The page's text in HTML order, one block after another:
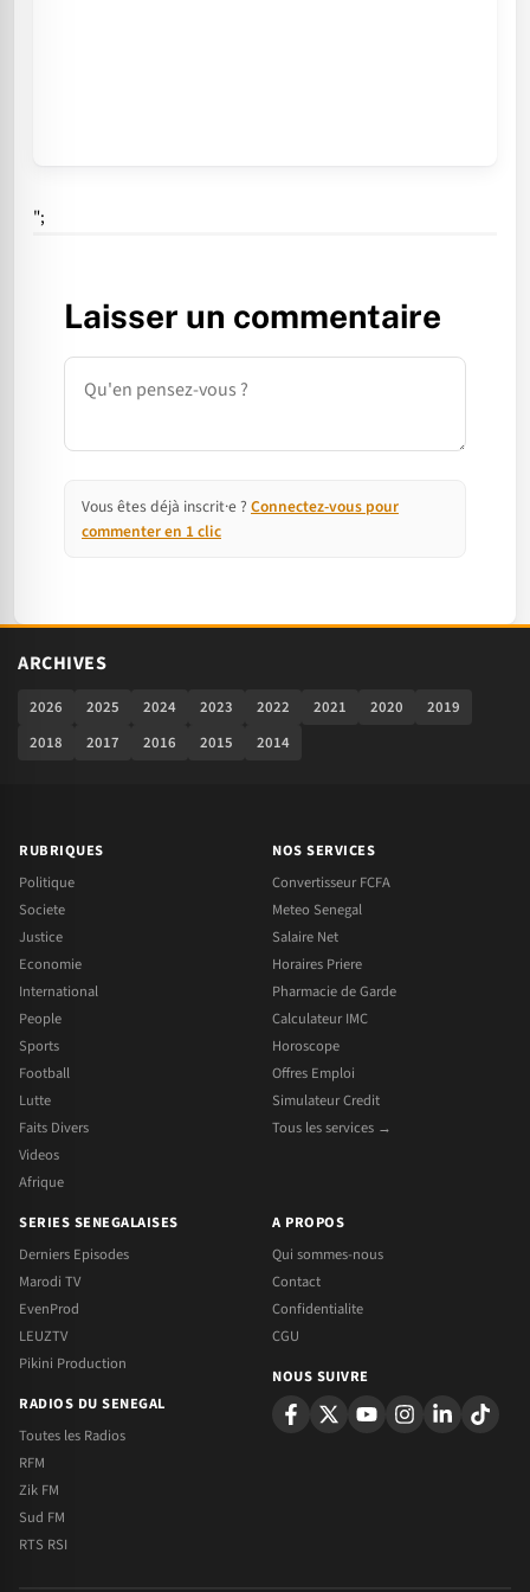
";
Laisser un commentaire
Commentaire
Vous êtes déjà inscrit·e ? Connectez-vous pour
commenter en 1 clic
ARCHIVES
2026 2025 2024 2023 2022 2021 2020
2019
2018
2017 2016 2015 2014
RUBRIQUES
Politique
Societe
Justice
Economie
International
People
Sports
Football
Lutte
Faits Divers
Videos
Afrique
NOS SERVICES
Convertisseur FCFA
Meteo Senegal
Salaire Net
Horaires Priere
Pharmacie de Garde
Calculateur IMC
Horoscope
Offres Emploi
Simulateur Credit
Tous les services →
SERIES SENEGALAISES
Derniers Episodes
Marodi TV
EvenProd
LEUZTV
Pikini Production
RADIOS DU SENEGAL
Toutes les Radios
RFM
Zik FM
Sud FM
RTS RSI
A PROPOS
Qui sommes-nous
Contact
Confidentialite
CGU
NOUS SUIVRE